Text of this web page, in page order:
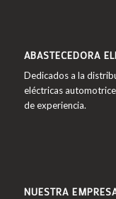
ABASTECEDORA
Dedicados a la
eléctricas
de experiencia.
NUESTRA